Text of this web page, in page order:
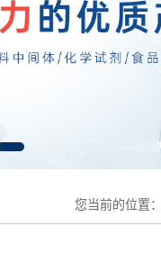
您当前的位置：